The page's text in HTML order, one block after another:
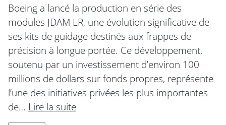
Boeing a lancé la production en série des
modules JDAM LR, une évolution significative de
ses kits de guidage destinés aux frappes de
précision à longue portée. Ce développement,
soutenu par un investissement d’environ 100
millions de dollars sur fonds propres, représente
l’une des initiatives privées les plus importantes
de… Lire la suite